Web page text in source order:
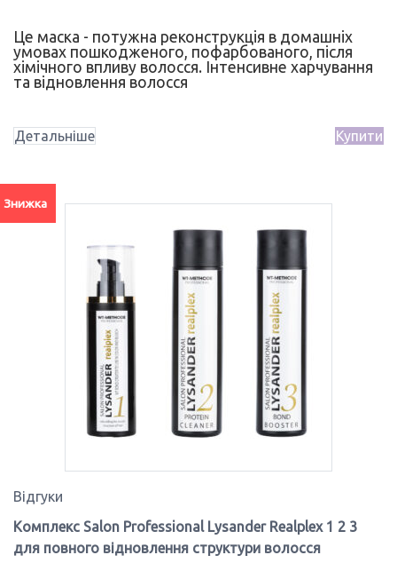
Це маска - потужна реконструкція в домашніх
умовах пошкодженого, пофарбованого, після
хімічного впливу волосся. Інтенсивне харчування
та відновлення волосся
Детальніше Купити
Знижка
Відгуки
Комплекс Salon Professional Lysander Realplex 1 2 3
для повного відновлення структури волосся